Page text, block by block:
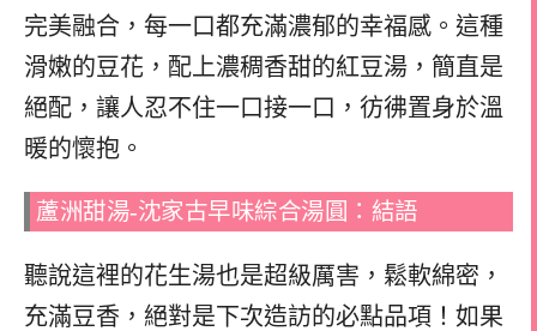
完美融合，每一口都充滿濃郁的幸福感。這種
滑嫩的豆花，配上濃稠香甜的紅豆湯，簡直是
絕配，讓人忍不住一口接一口，彷彿置身於溫
暖的懷抱。
蘆洲甜湯-沈家古早味綜合湯圓：結語
聽說這裡的花生湯也是超級厲害，鬆軟綿密，
充滿豆香，絕對是下次造訪的必點品項！如果